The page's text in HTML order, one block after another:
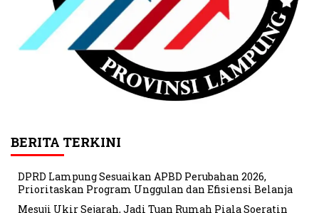
BERITA TERKINI
DPRD Lampung Sesuaikan APBD Perubahan 2026,
Prioritaskan Program Unggulan dan Efisiensi Belanja
Mesuji Ukir Sejarah, Jadi Tuan Rumah Piala Soeratin